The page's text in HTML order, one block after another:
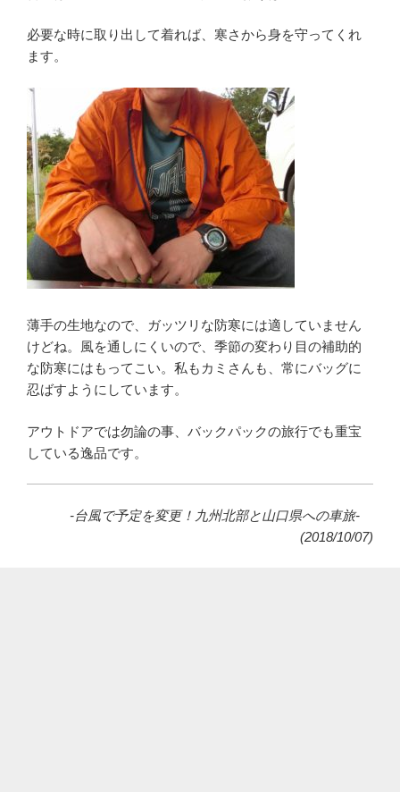
必要な時に取り出して着れば、寒さから身を守ってくれ
ます。
薄手の生地なので、ガッツリな防寒には適していません
けどね。風を通しにくいので、季節の変わり目の補助的
な防寒にはもってこい。私もカミさんも、常にバッグに
忍ばすようにしています。
アウトドアでは勿論の事、バックパックの旅行でも重宝
している逸品です。
-台風で予定を変更！九州北部と山口県への車旅-
(2018/10/07)